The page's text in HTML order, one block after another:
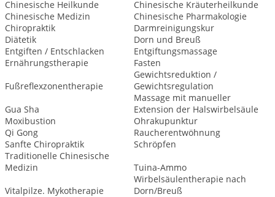
Chinesische Heilkunde
Chinesische Kräuterheilkunde
Chinesische Medizin
Chinesische Pharmakologie
Chiropraktik
Darmreinigungskur
Diätetik
Dorn und Breuß
Entgiften / Entschlacken
Entgiftungsmassage
Ernährungstherapie
Fasten
Fußreflexzonentherapie
Gewichtsreduktion /
Gewichtsregulation
Gua Sha
Massage mit manueller
Extension der Halswirbelsäule
Moxibustion
Ohrakupunktur
Qi Gong
Raucherentwöhnung
Sanfte Chiropraktik
Schröpfen
Traditionelle Chinesische
Medizin
Tuina-Ammo
Vitalpilze. Mykotherapie
Wirbelsäulentherapie nach
Dorn/Breuß